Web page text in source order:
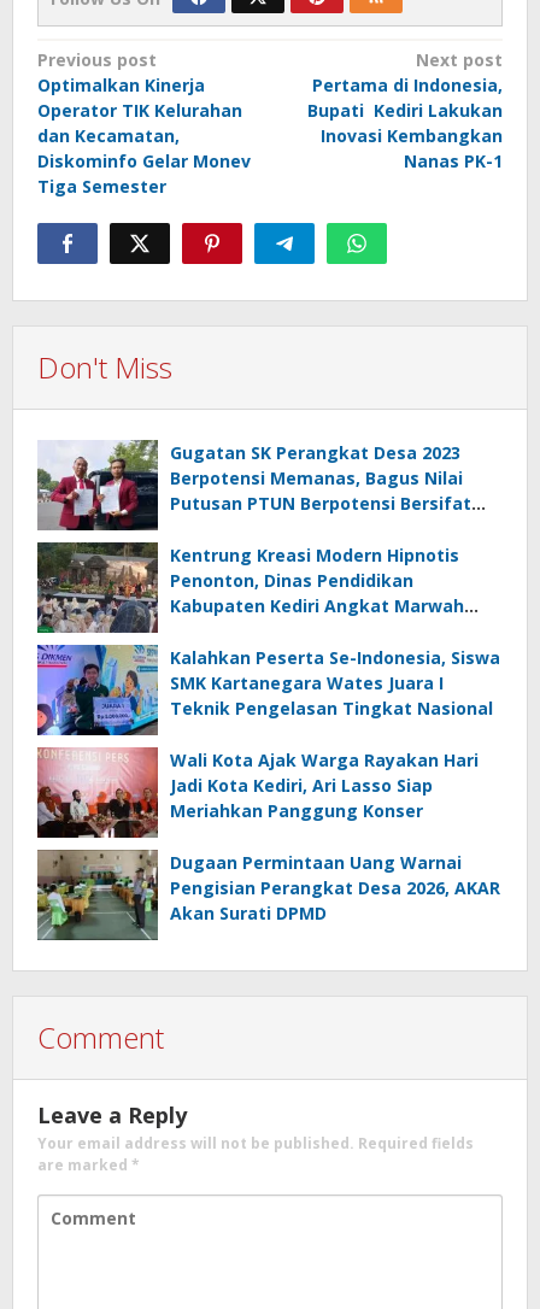
Post
navigation
Previous post
Optimalkan Kinerja
Operator TIK Kelurahan
dan Kecamatan,
Diskominfo Gelar Monev
Tiga Semester
Next post
Pertama di Indonesia,
Bupati Kediri Lakukan
Inovasi Kembangkan
Nanas PK-1
Don't Miss
Gugatan SK Perangkat Desa 2023
Berpotensi Memanas, Bagus Nilai
Putusan PTUN Berpotensi Bersifat
Kentrung Kreasi Modern Hipnotis
Penonton, Dinas Pendidikan
Kabupaten Kediri Angkat Marwah
Kalahkan Peserta Se-Indonesia, Siswa
SMK Kartanegara Wates Juara I
Teknik Pengelasan Tingkat Nasional
Wali Kota Ajak Warga Rayakan Hari
Jadi Kota Kediri, Ari Lasso Siap
Meriahkan Panggung Konser
Dugaan Permintaan Uang Warnai
Pengisian Perangkat Desa 2026, AKAR
Akan Surati DPMD
Comment
Leave a Reply
Your email address will not be published. Required fields
are marked *